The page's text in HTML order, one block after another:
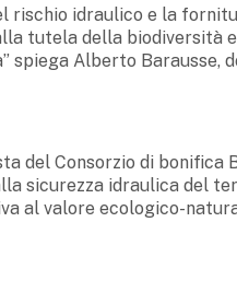
idraulico e la
tutela della biodiversità
Alberto Barausse,
del Consorzio di
sicurezza idraulica del
al valore ecologico-